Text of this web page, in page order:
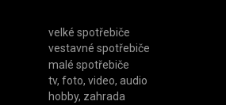
velké spotřebiče
vestavné spotřebiče
malé spotřebiče
tv, foto, video, audio
hobby, zahrada